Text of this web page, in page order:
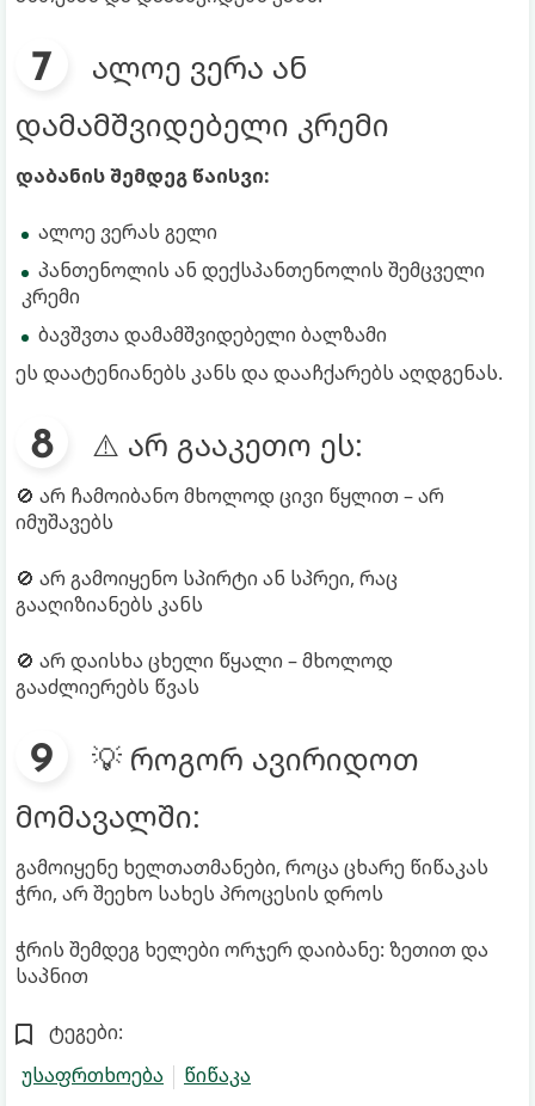
ალოე ვერა ან
დამამშვიდებელი კრემი
დაბანის შემდეგ წაისვი:
ალოე ვერას გელი
პანთენოლის ან დექსპანთენოლის შემცველი
კრემი
ბავშვთა დამამშვიდებელი ბალზამი
ეს დაატენიანებს კანს და დააჩქარებს აღდგენას.
⚠️ არ გააკეთო ეს:
🚫 არ ჩამოიბანო მხოლოდ ცივი წყლით – არ
იმუშავებს
🚫 არ გამოიყენო სპირტი ან სპრეი, რაც
გააღიზიანებს კანს
🚫 არ დაისხა ცხელი წყალი – მხოლოდ
გააძლიერებს წვას
💡 როგორ ავირიდოთ
მომავალში:
გამოიყენე ხელთათმანები, როცა ცხარე წიწაკას
ჭრი, არ შეეხო სახეს პროცესის დროს
ჭრის შემდეგ ხელები ორჯერ დაიბანე: ზეთით და
საპნით
ტეგები:
უსაფრთხოება
წიწაკა